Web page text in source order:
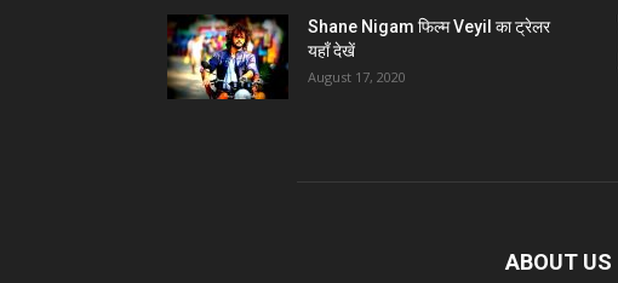
Shane Nigam फिल्म Veyil का ट्रेलर
यहाँ देखें
August 17, 2020
ABOUT US